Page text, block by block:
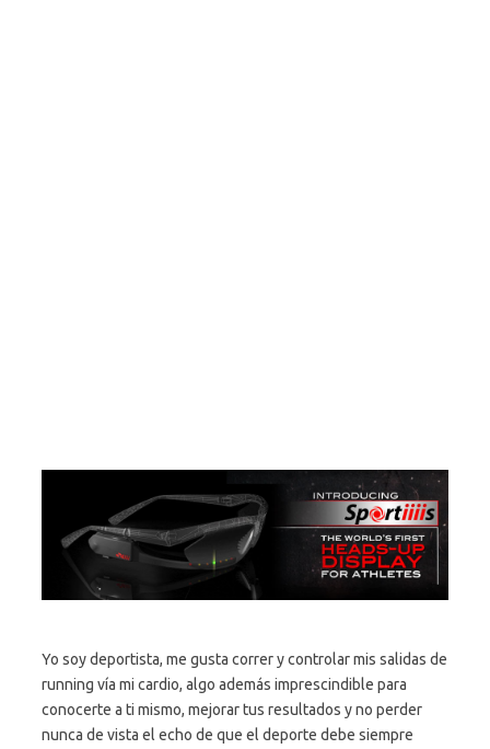
Yo soy deportista, me gusta correr y controlar mis salidas de
running vía mi cardio, algo además imprescindible para
conocerte a ti mismo, mejorar tus resultados y no perder
nunca de vista el echo de que el deporte debe siempre